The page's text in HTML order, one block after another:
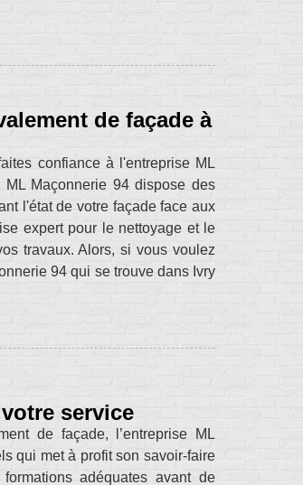
de façade à
confiance à l'entreprise ML
Maçonnerie 94 dispose des
l'état de votre façade face aux
expert pour le nettoyage et le
travaux. Alors, si vous voulez
94 qui se trouve dans Ivry
service
de façade, l’entreprise ML
qui met à profit son savoir-faire
adéquates avant de